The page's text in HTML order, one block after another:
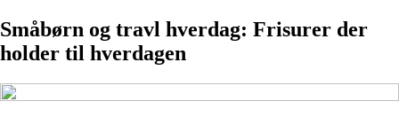
Småbørn og travl hverdag: Frisurer der
holder til hverdagen